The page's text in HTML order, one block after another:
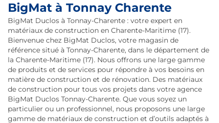
BigMat à Tonnay Charente
BigMat Duclos à Tonnay-Charente : votre expert en
matériaux de construction en Charente-Maritime (17).
Bienvenue chez BigMat Duclos, votre magasin de
référence situé à Tonnay-Charente, dans le département de
la Charente-Maritime (17). Nous offrons une large gamme
de produits et de services pour répondre à vos besoins en
matière de construction et de rénovation. Des matériaux
de construction pour tous vos projets dans votre agence
BigMat Duclos Tonnay-Charente. Que vous soyez un
particulier ou un professionnel, nous proposons une large
gamme de matériaux de construction et d’outils adaptés à